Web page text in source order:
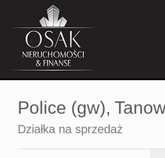
Police (gw),
Działka na sprzedaż